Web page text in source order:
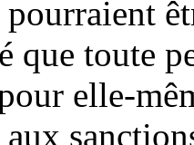
que toute
elle-